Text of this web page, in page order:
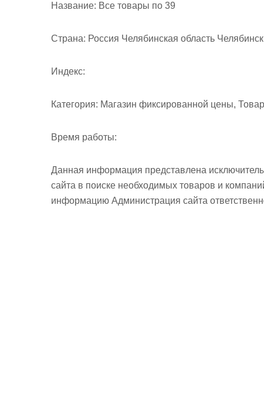
Название: Все товары по 39
Страна: Россия Челябинская область
Индекс:
Категория: Магазин фиксированной цены,
Время работы:
Данная информация представлена
сайта в поиске необходимых товаров и
информацию Администрация сайта